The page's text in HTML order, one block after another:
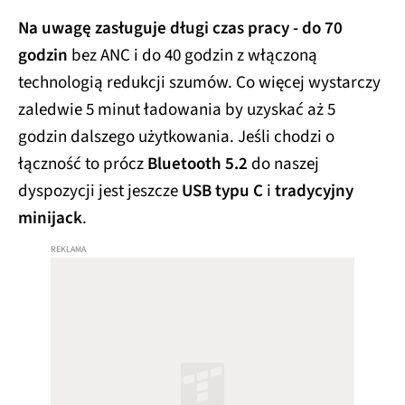
Na uwagę zasługuje długi czas pracy - do 70
godzin bez ANC i do 40 godzin z włączoną
technologią redukcji szumów. Co więcej wystarczy
zaledwie 5 minut ładowania by uzyskać aż 5
godzin dalszego użytkowania. Jeśli chodzi o
łączność to próczBluetooth 5.2 do naszej
dyspozycji jest jeszczeUSB typu Citradycyjny
minijack.